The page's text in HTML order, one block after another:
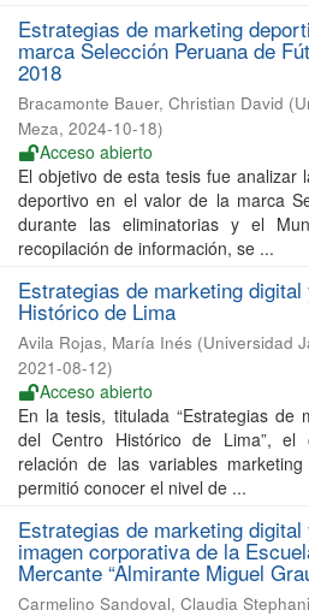
Estrategias de marketing
marca Selección Peruana de
2018
Bracamonte Bauer, Christian David (
Meza, 2024-10-18)
Acceso abierto
El objetivo de esta tesis fue analizar
deportivo en el valor de la marca
durante las eliminatorias y el
recopilación de información, se ...
Estrategias de marketing
Histórico de Lima
Avila Rojas, María Inés (Universidad
2021-08-12)
Acceso abierto
En la tesis, titulada “Estrategias de
del Centro Histórico de Lima”, el
relación de las variables
permitió conocer el nivel de ...
Estrategias de marketing
imagen corporativa de la
Mercante “Almirante Miguel
Carmelino Sandoval, Claudia